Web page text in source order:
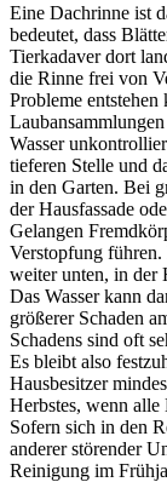
Eine Dachrinne ist
bedeutet, dass
Tierkadaver dort
die Rinne frei von
Probleme entstehen
Wasser
tieferen Stelle und
in den Garten. Bei
der Hausfassade
Gelangen
Verstopfung
weiter unten, in der
Das Wasser kann
größerer Schaden
Schadens sind oft
Es bleibt also
Hausbesitzer
Herbstes, wenn alle
Sofern sich in den
anderer störender
Reinigung im